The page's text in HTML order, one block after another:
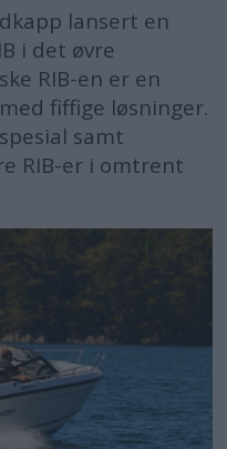
lansert en
i det øvre
RIB-en er en
fiffige løsninger.
samt
RIB-er i omtrent